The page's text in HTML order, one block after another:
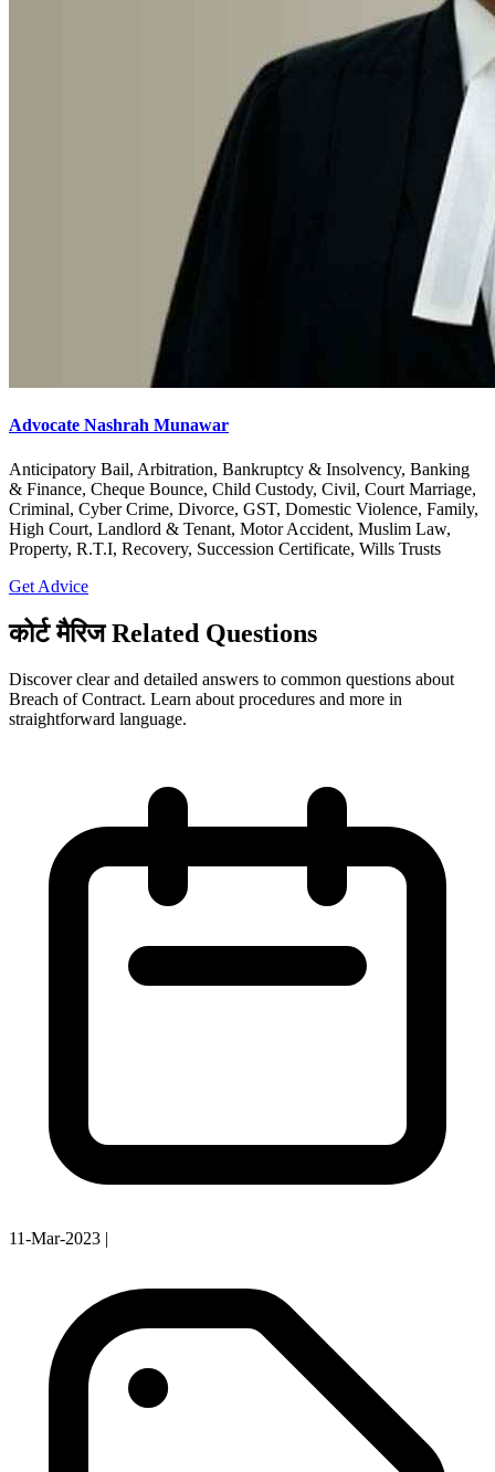
Advocate Nashrah Munawar
Anticipatory Bail, Arbitration, Bankruptcy & Insolvency, Banking
& Finance, Cheque Bounce, Child Custody, Civil, Court Marriage,
Criminal, Cyber Crime, Divorce, GST, Domestic Violence, Family,
High Court, Landlord & Tenant, Motor Accident, Muslim Law,
Property, R.T.I, Recovery, Succession Certificate, Wills Trusts
Get Advice
कोर्ट मैरिज Related Questions
Discover clear and detailed answers to common questions about
Breach of Contract. Learn about procedures and more in
straightforward language.
11-Mar-2023 |